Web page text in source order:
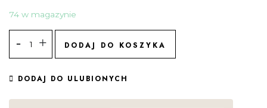
74 w magazynie
DODAJ DO KOSZYKA
DODAJ DO ULUBIONYCH